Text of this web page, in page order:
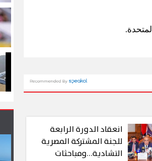
انعقاد الدورة الرابعة
للجنة المشتركة المصرية
التشادية…ومباحثات